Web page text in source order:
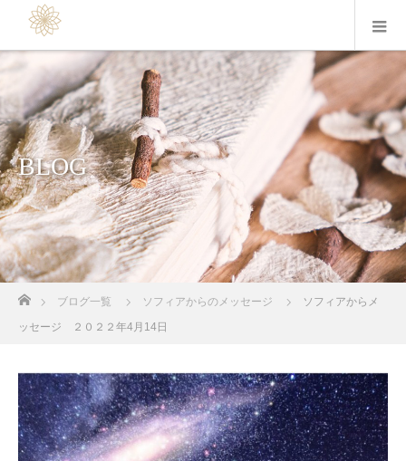
BLOG
ブログ一覧 ソフィアからのメッセージ
ソフィアからメ
ッセージ ２０２２年4月14日